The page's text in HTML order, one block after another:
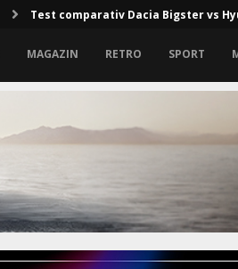
Test comparativ Dacia Bigster vs
MAGAZIN RETRO SPORT